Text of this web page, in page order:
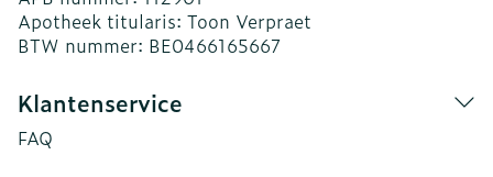
Apotheek titularis: Toon Verpraet
BTW nummer: BE0466165667
Klantenservice
FAQ